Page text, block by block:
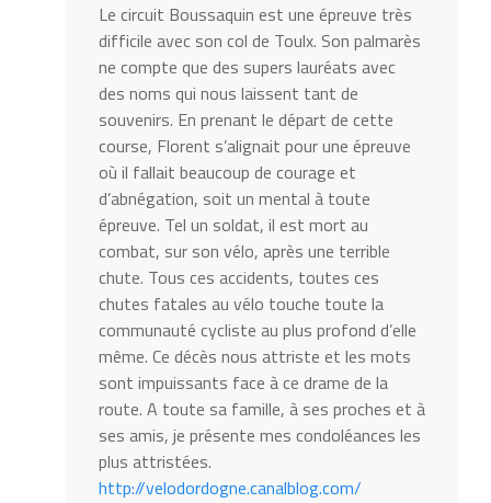
Le circuit Boussaquin est une épreuve très
difficile avec son col de Toulx. Son palmarès
ne compte que des supers lauréats avec
des noms qui nous laissent tant de
souvenirs. En prenant le départ de cette
course, Florent s’alignait pour une épreuve
où il fallait beaucoup de courage et
d’abnégation, soit un mental à toute
épreuve. Tel un soldat, il est mort au
combat, sur son vélo, après une terrible
chute. Tous ces accidents, toutes ces
chutes fatales au vélo touche toute la
communauté cycliste au plus profond d’elle
même. Ce décès nous attriste et les mots
sont impuissants face à ce drame de la
route. A toute sa famille, à ses proches et à
ses amis, je présente mes condoléances les
plus attristées.
http://velodordogne.canalblog.com/